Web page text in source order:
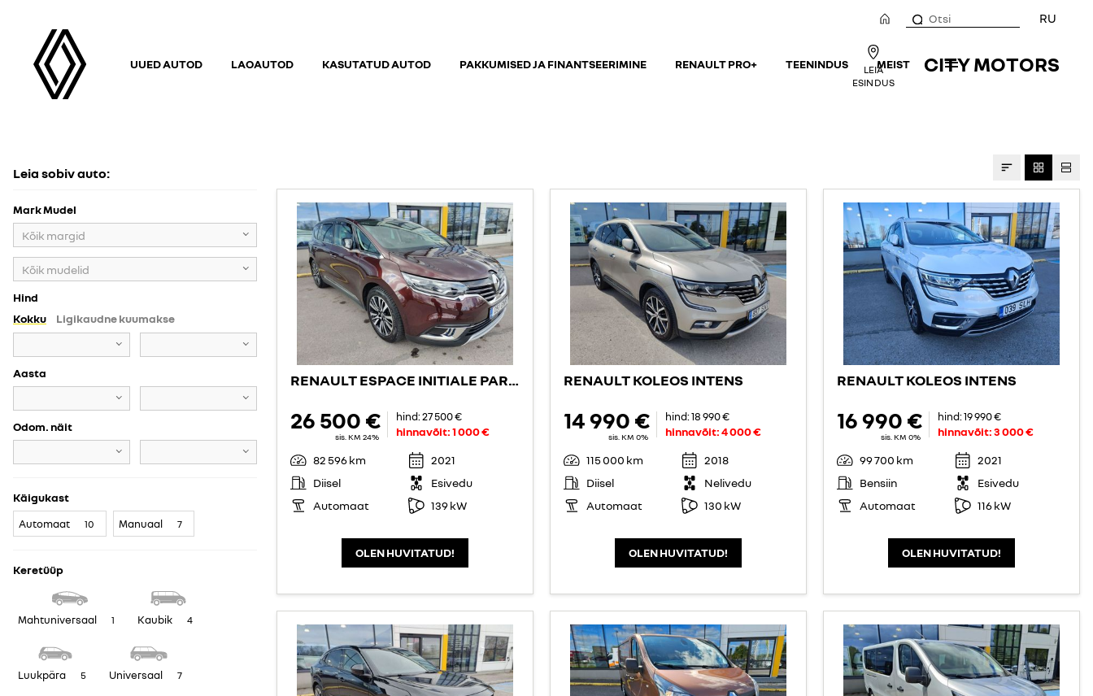
LEIA
ESINDUS
CITY MOTORS
UUED AUTOD LAOAUTOD KASUTATUD AUTOD PAKKUMISED JA FINANTSEERIMINE RENAULT PRO+ TEENINDUS MEIST
RU
KASUTATUD AUTOD
Leia sobiv auto:
Mark Mudel
Kõik margid
Kõik mudelid
Hind
Kokku
Ligikaudne kuumakse
Aasta
Odom. näit
Käigukast
Automaat 10 Manuaal 7
Keretüüp
Mahtuniversaal 1 Kaubik 4
Luukpära 5 Universaal 7
RENAULT ESPACE INITIALE PARIS
26 500 €
sis. KM 24%
hind:27 500 €
hinnavõit:1 000 €
82 596 km
2021
Diisel
Esivedu
Automaat
139 kW
OLEN HUVITATUD!
RENAULT KOLEOS INTENS
14 990 €
sis. KM 0%
hind:18 990 €
hinnavõit:4 000 €
115 000 km
2018
Diisel
Nelivedu
Automaat
130 kW
OLEN HUVITATUD!
RENAULT KOLEOS INTENS
16 990 €
sis. KM 0%
hind:19 990 €
hinnavõit:3 000 €
99 700 km
2021
Bensiin
Esivedu
Automaat
116 kW
OLEN HUVITATUD!